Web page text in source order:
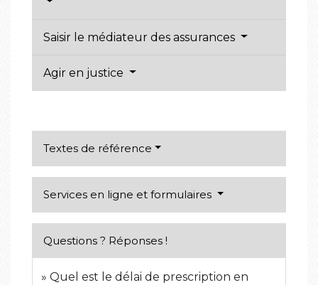
Saisir le médiateur des assurances
Agir en justice
Textes de référence
Services en ligne et formulaires
Questions ? Réponses !
Quel est le délai de prescription en